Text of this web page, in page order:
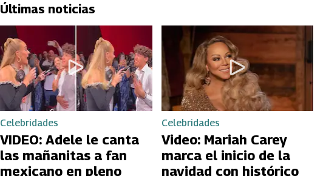
Últimas noticias
Celebridades
VIDEO: Adele le canta
las mañanitas a fan
mexicano en pleno
Celebridades
Video: Mariah Carey
marca el inicio de la
navidad con histórico